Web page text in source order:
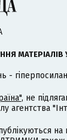
МАТЕРІАЛІВ
-
, не
агентства
на